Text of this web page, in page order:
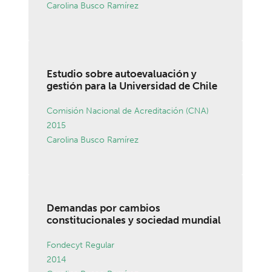
Carolina Busco Ramírez
Estudio sobre autoevaluación y
gestión para la Universidad de Chile
Comisión Nacional de Acreditación (CNA)
2015
Carolina Busco Ramírez
Demandas por cambios
constitucionales y sociedad mundial
Fondecyt Regular
2014